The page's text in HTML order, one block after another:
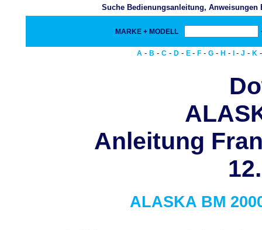
Suche Bedienungsanleitung,
MARKE + MODELL
A - B - C - D - E - F - G - H - - J - K
Anleitung
ALASKA BM